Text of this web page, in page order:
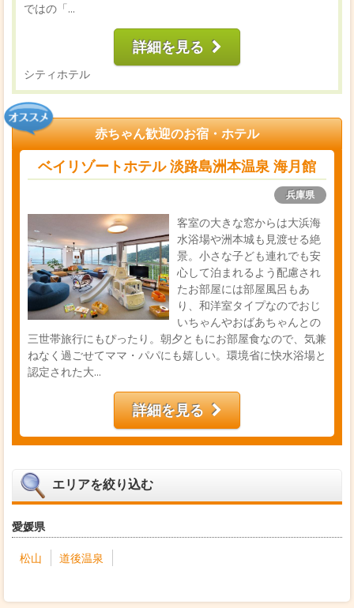
ではの「...
詳細を見る
シティホテル
赤ちゃん歓迎のお宿・ホテル
ベイリゾートホテル 淡路島洲本温泉 海月館
兵庫県
客室の大きな窓からは大浜海
水浴場や洲本城も見渡せる絶
景。小さな子ども連れでも安
心して泊まれるよう配慮され
たお部屋には部屋風呂もあ
り、和洋室タイプなのでおじ
いちゃんやおばあちゃんとの
三世帯旅行にもぴったり。朝夕ともにお部屋食なので、気兼
ねなく過ごせてママ・パパにも嬉しい。環境省に快水浴場と
認定された大...
詳細を見る
エリアを絞り込む
愛媛県
松山 道後温泉